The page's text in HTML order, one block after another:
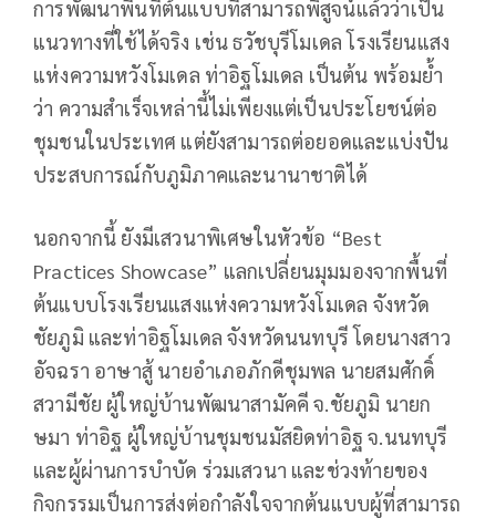
การพัฒนาพื้นที่ต้นแบบที่สามารถพิสูจน์แล้วว่าเป็น
แนวทางที่ใช้ได้จริง เช่น ธวัชบุรีโมเดล โรงเรียนแสง
แห่งความหวังโมเดล ท่าอิฐโมเดล เป็นต้น พร้อมย้ำ
ว่า ความสำเร็จเหล่านี้ไม่เพียงแต่เป็นประโยชน์ต่อ
ชุมชนในประเทศ แต่ยังสามารถต่อยอดและแบ่งปัน
ประสบการณ์กับภูมิภาคและนานาชาติได้
นอกจากนี้ ยังมีเสวนาพิเศษในหัวข้อ “Best
Practices Showcase” แลกเปลี่ยนมุมมองจากพื้นที่
ต้นแบบโรงเรียนแสงแห่งความหวังโมเดล จังหวัด
ชัยภูมิ และท่าอิฐโมเดล จังหวัดนนทบุรี โดยนางสาว
อัจฉรา อาษาสู้ นายอำเภอภักดีชุมพล นายสมศักดิ์
สวามีชัย ผู้ใหญ่บ้านพัฒนาสามัคคี จ.ชัยภูมิ นายก
ษมา ท่าอิฐ ผู้ใหญ่บ้านชุมชนมัสยิดท่าอิฐ จ.นนทบุรี
และผู้ผ่านการบำบัด ร่วมเสวนา และช่วงท้ายของ
กิจกรรมเป็นการส่งต่อกำลังใจจากต้นแบบผู้ที่สามารถ